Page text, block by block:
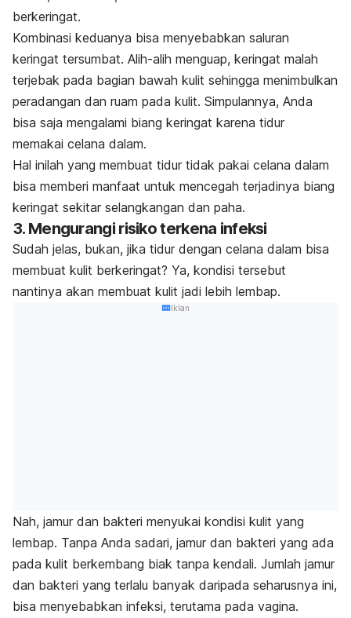
berkeringat.
Kombinasi keduanya bisa menyebabkan saluran
keringat tersumbat. Alih-alih menguap, keringat malah
terjebak pada bagian bawah kulit sehingga menimbulkan
peradangan dan ruam pada kulit. Simpulannya, Anda
bisa saja mengalami biang keringat karena tidur
memakai celana dalam.
Hal inilah yang membuat tidur tidak pakai celana dalam
bisa memberi manfaat untuk mencegah terjadinya biang
keringat sekitar selangkangan dan paha.
3. Mengurangi risiko terkena infeksi
Sudah jelas, bukan, jika tidur dengan celana dalam bisa
membuat kulit berkeringat? Ya, kondisi tersebut
nantinya akan membuat kulit jadi lebih lembap.
Iklan
Nah, jamur dan bakteri menyukai kondisi kulit yang
lembap. Tanpa Anda sadari, jamur dan bakteri yang ada
pada kulit berkembang biak tanpa kendali. Jumlah jamur
dan bakteri yang terlalu banyak daripada seharusnya ini,
bisa menyebabkan infeksi, terutama pada vagina.